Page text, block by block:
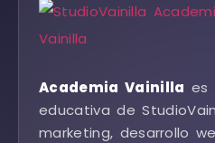
Academia Vainilla es
educativa de
marketing, desarrollo